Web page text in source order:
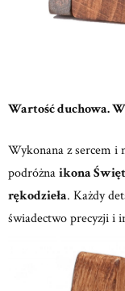
Wartość duchowa.
Wykonana z sercem i
podróżnaikona
rękodzieła. Każdy
świadectwo precyzji i